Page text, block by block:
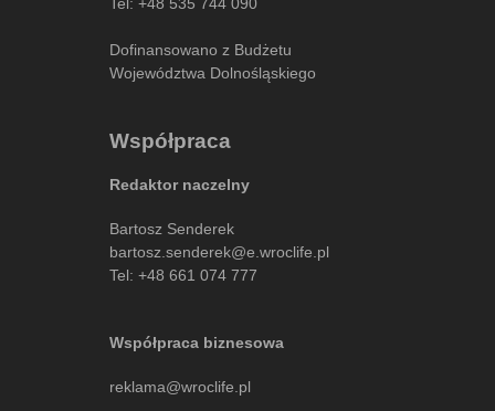
Dofinansowano z Budżetu
Województwa Dolnośląskiego
Współpraca
Redaktor naczelny
Bartosz Senderek
bartosz.senderek@e.wroclife.pl
Tel: +48 661 074 777
Współpraca biznesowa
reklama@wroclife.pl